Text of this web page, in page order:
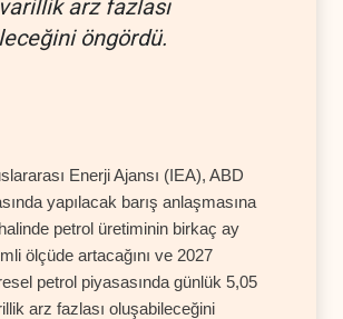
arz fazlası
öngördü.
Enerji Ajansı (IEA), ABD
yapılacak barış anlaşmasına
petrol üretiminin birkaç ay
ölçüde artacağını ve 2027
petrol piyasasında günlük 5,05
arz fazlası oluşabileceğini